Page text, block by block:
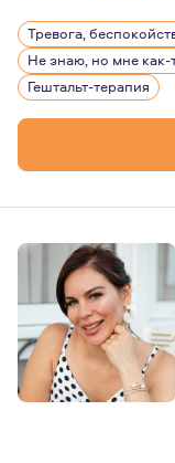
Больше 10 лет
Люблю жизнь,
Верю в то, что
Тревога,
Не знаю, но мне как-
Гештальт-терапия